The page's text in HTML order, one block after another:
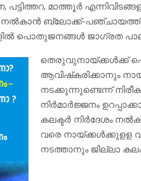
മാത്തൂര്‍
ബ്ലോക്ക്-പഞ്ചായത്ത്
പൊതുജനങ്ങള്‍ ജാഗ്രത
തെരുവുനായ്ക്കള്‍ക്ക്
ആവിഷ്‌കരിക്കാനും
നടക്കുന്നുണ്ടെന്ന്
നിര്‍മാര്‍ജ്ജനം
കലക്ടര്‍ നിര്‍ദേശം
വരെ
നടത്താനും ജില്ലാ